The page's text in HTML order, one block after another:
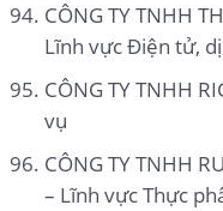
CÔNG TY TNHH
Lĩnh vực Điện tử,
CÔNG TY TNHH
vụ
CÔNG TY TNHH
– Lĩnh vực Thực